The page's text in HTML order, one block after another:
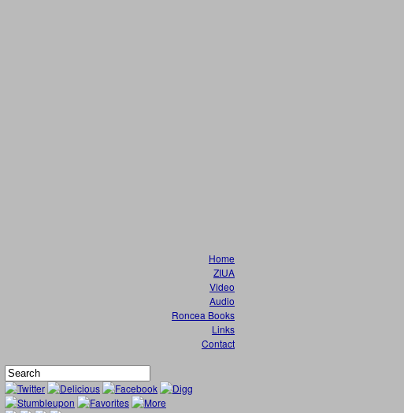
Home
ZIUA
Video
Audio
Roncea Books
Links
Contact